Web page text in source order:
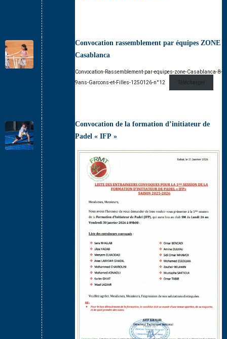
Convocation rassemblement par équipes ZONE
Casablanca
Convocation-Rassemblement-par-equipes-zone-Casablanca-8-
9ans-Garcons-et-Filles-1250126-n°12
Télécharger
Convocation de la formation d’initiateur de
Padel « IFP »